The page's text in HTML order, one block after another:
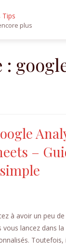
Tips
plus
:
–
à avoir un peu
vous lancez dans
Toutefois,